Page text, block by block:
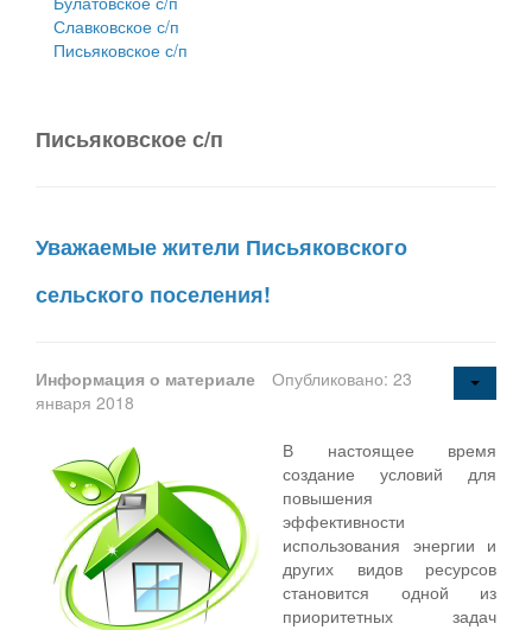
Славковское с/п
Письяковское с/п
Письяковское с/п
Уважаемые жители Письяковского
сельского поселения!
Информация о материале
Опубликовано: 23
января 2018
В настоящее время
создание условий для
повышения
эффективности
использования энергии и
других видов ресурсов
становится одной из
приоритетных задач